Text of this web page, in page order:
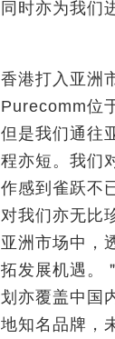
时亦为我们
港打入亚洲
位
是我们通往
亦短。我们
感到雀跃不
我们亦无比
洲市场中，
发展机遇。
亦覆盖中国
知名品牌，